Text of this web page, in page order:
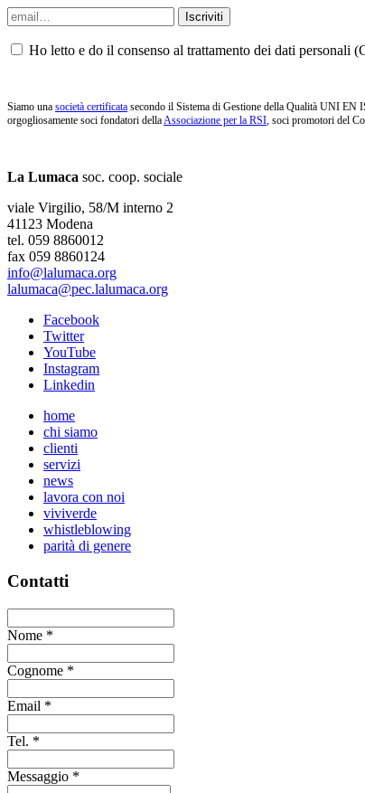
Ho letto e do il consenso al trattamento dei dati personali
Siamo una società certificata secondo il Sistema di Gestione della Qualità UNI EN
orgogliosamente soci fondatori dellaAssociazione per la RSI, soci promotori del
La Lumaca soc. coop. sociale
viale Virgilio, 58/M interno 2
41123 Modena
tel. 059 8860012
fax 059 8860124
info@lalumaca.org
lalumaca@pec.lalumaca.org
Facebook
Twitter
YouTube
Instagram
Linkedin
home
chi siamo
clienti
servizi
news
lavora con noi
viviverde
whistleblowing
parità di genere
Contatti
Nome *
Cognome *
Email *
Tel. *
Messaggio *